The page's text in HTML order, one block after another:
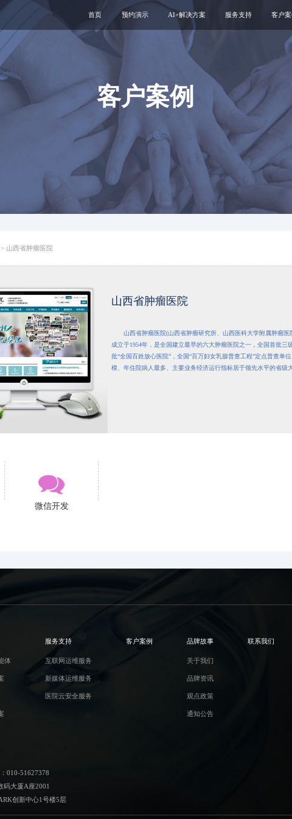
首页 预约演示 AI+解决方案
医疗用户服务智能体
智慧服务解决方案
互联网医院
智慧管理解决方案
服务支持
医院云安全服务
客户
客户案例
> 山西省肿瘤医院
山西省肿瘤医院
山西省肿瘤医院(山西省肿瘤研究所、山西医科大学附属肿瘤医
成立于1954年，是全国建立最早的六大肿瘤医院之一，全国首批三
批“全国百姓放心医院”，全国“百万妇女乳腺普查工程”定点普查单
模、年住院病人最多、主要业务经济运行指标居于领先水平的省级大
微信开发
体
服务支持
互联网运维服务
新媒体运维服务
医院云安全服务
客户案例 品牌故事
关于我们
品牌资讯
观点政策
通知公告
联系我们
010-51627378
码大厦A座2001
创新中心1号楼5层